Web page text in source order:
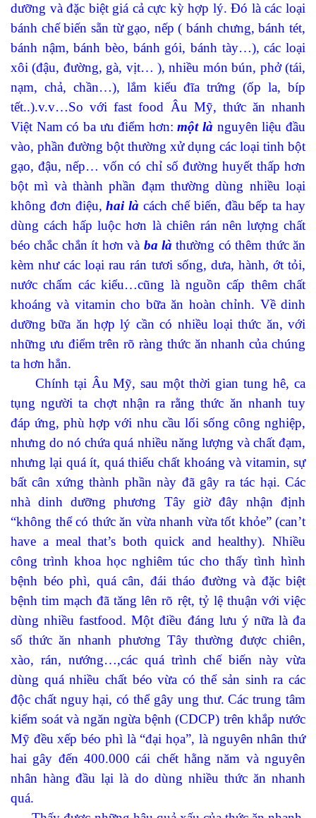
dưỡng và đặc biệt giá cả cực kỳ hợp lý. Đó là các loại
bánh chế biến sẵn từ gạo, nếp ( bánh chưng, bánh tét,
bánh nậm, bánh bèo, bánh gói, bánh tày…), các loại
xôi (đậu, đường, gà, vịt… ), nhiều món bún, phở (tái,
nạm, chả, chần…), lắm kiểu đĩa trứng (ốp la, bíp
tết..).v.v…So với fast food Âu Mỹ, thức ăn nhanh
Việt Nam có ba ưu điểm hơn:một là nguyên liệu đầu
vào, phần đường bột thường xử dụng các loại tinh bột
gạo, đậu, nếp… vốn có chỉ số đường huyết thấp hơn
bột mì và thành phần đạm thường dùng nhiều loại
không đơn điệu,hai là cách chế biến, đầu bếp ta hay
dùng cách hấp luộc hơn là chiên rán nên lượng chất
béo chắc chắn ít hơn và ba là thường có thêm thức ăn
kèm như các loại rau rán tươi sống, dưa, hành, ớt tỏi,
nước chấm các kiểu…cũng là nguồn cấp thêm chất
khoáng và vitamin cho bữa ăn hoàn chỉnh. Về dinh
dưỡng bữa ăn hợp lý cần có nhiều loại thức ăn, với
những ưu điểm trên rõ ràng thức ăn nhanh của chúng
ta hơn hẳn.
Chính tại Âu Mỹ, sau một thời gian tung hê, ca
tụng người ta chợt nhận ra rằng thức ăn nhanh tuy
đáp ứng, phù hợp với nhu cầu lối sống công nghiệp,
nhưng do nó chứa quá nhiều năng lượng và chất đạm,
nhưng lại quá ít, quá thiếu chất khoáng và vitamin, sự
bất cân xứng thành phần này đã gây ra tác hại. Các
nhà dinh dưỡng phương Tây giờ đây nhận định
“không thể có thức ăn vừa nhanh vừa tốt khỏe” (can’t
have a meal that’s both quick and healthy). Nhiều
công trình khoa học nghiêm túc cho thấy tình hình
bệnh béo phì, quá cân, đái tháo đường và đặc biệt
bệnh tim mạch đã tăng lên rõ rệt, tỷ lệ thuận với việc
dùng nhiều fastfood. Một điều đáng lưu ý nữa là đa
số thức ăn nhanh phương Tây thường được chiên,
xào, rán, nướng…,các quá trình chế biến này vừa
dùng quá nhiều chất béo vừa có thể sản sinh ra các
độc chất nguy hại, có thể gây ung thư. Các trung tâm
kiểm soát và ngăn ngừa bệnh (CDCP) trên khắp nước
Mỹ đều xếp béo phì là “đại họa”, là nguyên nhân thứ
hai gây đến 400.000 cái chết hằng năm và nguyên
nhân hàng đầu lại là do dùng nhiều thức ăn nhanh
quá.